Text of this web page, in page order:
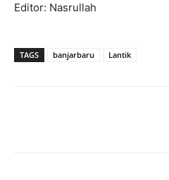
Editor: Nasrullah
TAGS banjarbaru Lantik